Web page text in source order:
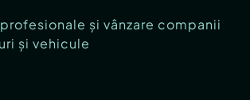
și vânzare companii
și vehicule